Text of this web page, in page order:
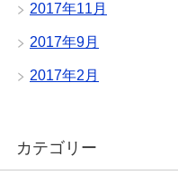
2017年11月
2017年9月
2017年2月
カテゴリー